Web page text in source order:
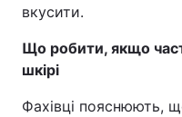
вкусити.
Що робити, якщо
шкірі
Фахівці пояснюють,